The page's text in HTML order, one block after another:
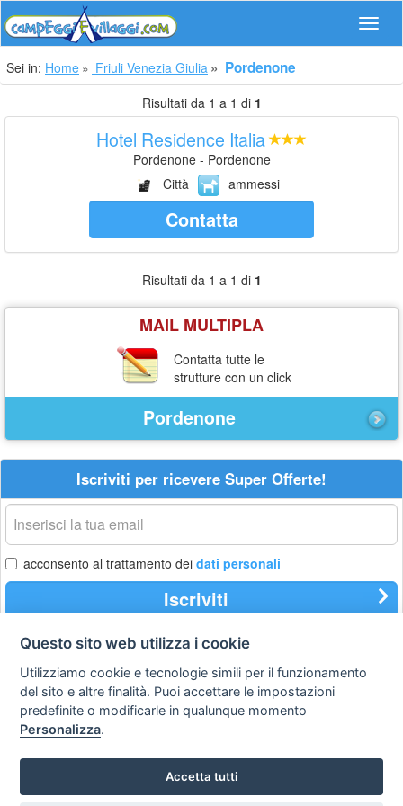
Sei in: Home Friuli Venezia Giulia Pordenone
Risultati da 1 a 1 di 1
Hotel Residence Italia
Pordenone - Pordenone
Città
ammessi
Contatta
Risultati da 1 a 1 di 1
MAIL MULTIPLA
Contatta tutte le
strutture con un click
Pordenone
Iscriviti per ricevere Super Offerte!
La
tua
email
acconsento al trattamento dei dati personali
Iscriviti
Privacy
policy
Avviso
legale
Scrivici
Preferenze cookie
Copyright © 2008
SVILUPPO TURISMO ITALIA S.r.L. unipersonale
Questo sito web utilizza i cookie
Utilizziamo cookie e tecnologie simili per il funzionamento
del sito e altre finalità. Puoi accettare le impostazioni
predefinite o modificarle in qualunque momento
Personalizza.
Accetta tutti